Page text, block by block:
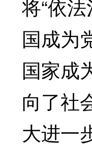
将“依
国成为
国家成
向了社
大进一